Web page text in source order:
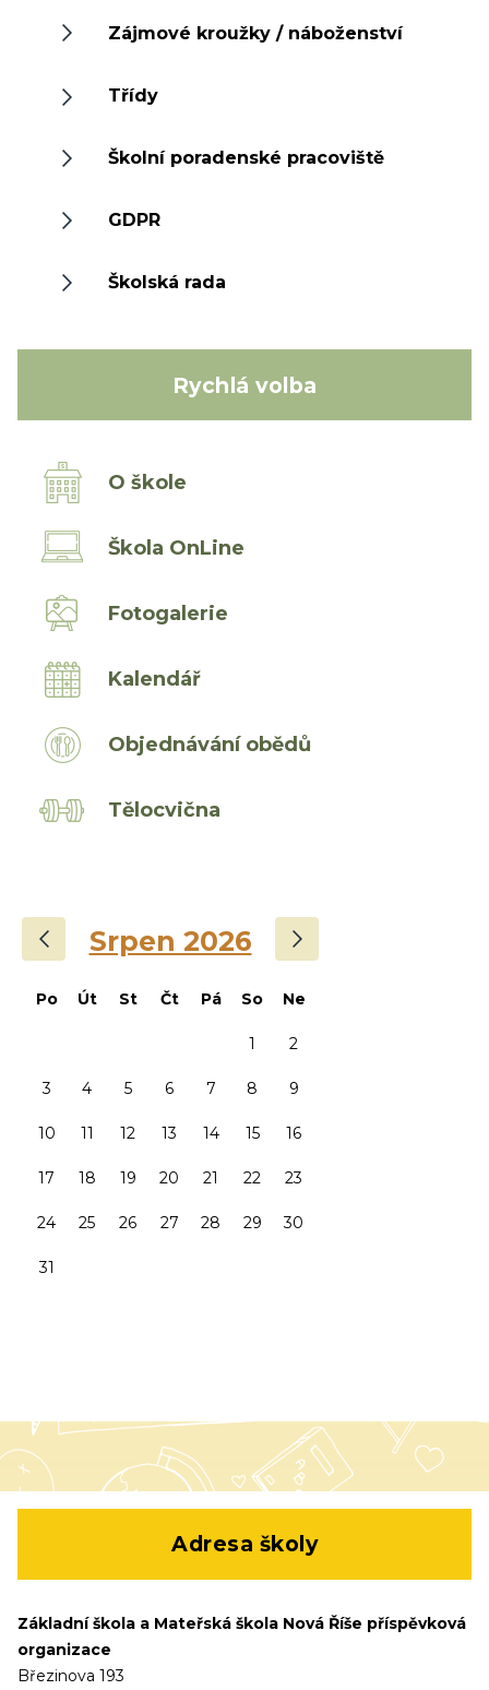
Zájmové kroužky / náboženství
Třídy
Školní poradenské pracoviště
GDPR
Školská rada
Rychlá volba
O škole
Škola OnLine
Fotogalerie
Kalendář
Objednávání obědů
Tělocvična
Srpen 2026 ›
Po Út St Čt Pá So Ne
1 2
3 4 5 6 7 8 9
10 11 12 13 14 15 16
17 18 19 20 21 22 23
24 25 26 27 28 29 30
31
Adresa školy
Základní škola a Mateřská škola Nová Říše příspěvková
organizace
Březinova 193